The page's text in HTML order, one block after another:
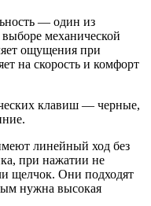
— один из
механической
ощущения при
на скорость и комфорт
клавиш — черные,
линейный ход без
при нажатии не
щелчок. Они подходят
нужна высокая